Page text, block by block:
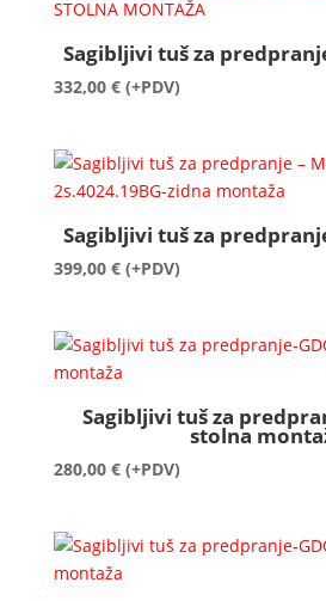
Sagibljivi tuš za
332,00 € (+PDV)
Sagibljivi tuš za
399,00 € (+PDV)
Sagibljivi tuš za
stolna
280,00 € (+PDV)